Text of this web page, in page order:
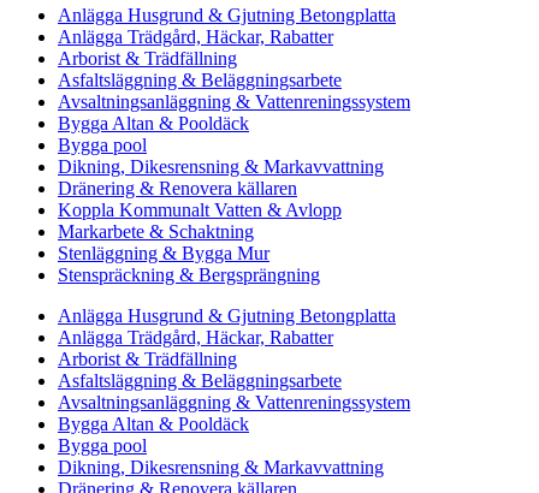
Anlägga Husgrund & Gjutning Betongplatta
Anlägga Trädgård, Häckar, Rabatter
Arborist & Trädfällning
Asfaltsläggning & Beläggningsarbete
Avsaltningsanläggning & Vattenreningssystem
Bygga Altan & Pooldäck
Bygga pool
Dikning, Dikesrensning & Markavvattning
Dränering & Renovera källaren
Koppla Kommunalt Vatten & Avlopp
Markarbete & Schaktning
Stenläggning & Bygga Mur
Stenspräckning & Bergsprängning
Anlägga Husgrund & Gjutning Betongplatta
Anlägga Trädgård, Häckar, Rabatter
Arborist & Trädfällning
Asfaltsläggning & Beläggningsarbete
Avsaltningsanläggning & Vattenreningssystem
Bygga Altan & Pooldäck
Bygga pool
Dikning, Dikesrensning & Markavvattning
Dränering & Renovera källaren